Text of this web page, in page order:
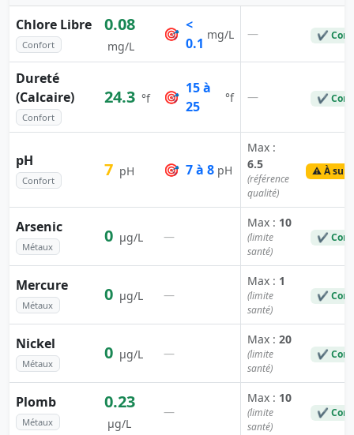
Chlore Libre
Confort
0.08
mg/L
🎯
<
0.1
mg/L — ✔
Dureté
(Calcaire)
Confort
24.3 °f 🎯
15 à
25
°f — ✔
pH
Confort
7 pH 🎯 7 à 8 pH
Max :
6.5
(référence
qualité)
⚠️ À
Arsenic
Métaux
0 µg/L —
Max : 10
(limite
santé)
✔
Mercure
Métaux
0 µg/L —
Max : 1
(limite
santé)
✔
Nickel
Métaux
0 µg/L —
Max : 20
(limite
santé)
✔
Plomb
Métaux
0.23
µg/L
—
Max : 10
(limite
santé)
✔